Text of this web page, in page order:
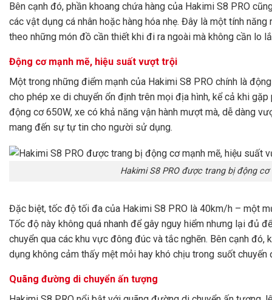
Bên cạnh đó, phần khoang chứa hàng của Hakimi S8 PRO
các vật dụng cá nhân hoặc hàng hóa nhẹ. Đây là một tính
theo những món đồ cần thiết khi đi ra ngoài mà không cần lo
Động cơ mạnh mẽ, hiệu suất vượt trội
Một trong những điểm mạnh của Hakimi S8 PRO chính là
cho phép xe di chuyển ổn định trên mọi địa hình, kể cả khi
động cơ 650W, xe có khả năng vận hành mượt mà, dễ dàng
mang đến sự tự tin cho người sử dụng.
Hakimi S8 PRO được trang bị động
Đặc biệt, tốc độ tối đa của Hakimi S8 PRO là 40km/h – một
Tốc độ này không quá nhanh để gây nguy hiểm nhưng lại đủ
chuyển qua các khu vực đông đúc và tắc nghẽn. Bên cạnh
dụng không cảm thấy mệt mỏi hay khó chịu trong suốt chuyến
Quãng đường di chuyển ấn tượng